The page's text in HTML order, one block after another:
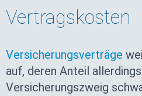
Vertragskosten
Versicherungsverträge
auf, deren Anteil
Versicherungszweig